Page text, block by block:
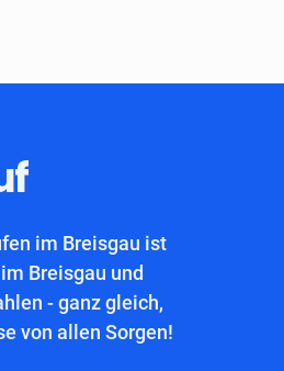
im Breisgau ist
Breisgau und
- ganz gleich,
von allen Sorgen!